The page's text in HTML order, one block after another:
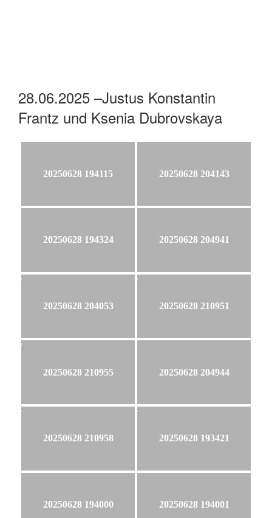
28.06.2025 –Justus Konstantin
Frantz und Ksenia Dubrovskaya
20250628 194115 20250628 204143
20250628 194324 20250628 204941
20250628 204053 20250628 210951
20250628 210955 20250628 204944
20250628 210958 20250628 193421
20250628 194000 20250628 194001